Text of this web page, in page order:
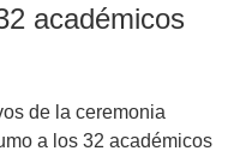
académicos
de la ceremonia
a los 32 académicos